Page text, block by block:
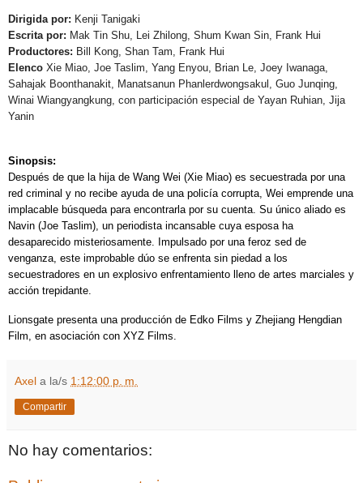
Dirigida por: Kenji Tanigaki
Escrita por: Mak Tin Shu, Lei Zhilong, Shum Kwan Sin, Frank Hui
Productores: Bill Kong, Shan Tam, Frank Hui
Elenco Xie Miao, Joe Taslim, Yang Enyou, Brian Le, Joey Iwanaga,
Sahajak Boonthanakit, Manatsanun Phanlerdwongsakul, Guo Junqing,
Winai Wiangyangkung, con participación especial de Yayan Ruhian, Jija
Yanin
Sinopsis:
Después de que la hija de Wang Wei (Xie Miao) es secuestrada por una
red criminal y no recibe ayuda de una policía corrupta, Wei emprende una
implacable búsqueda para encontrarla por su cuenta. Su único aliado es
Navin (Joe Taslim), un periodista incansable cuya esposa ha
desaparecido misteriosamente. Impulsado por una feroz sed de
venganza, este improbable dúo se enfrenta sin piedad a los
secuestradores en un explosivo enfrentamiento lleno de artes marciales y
acción trepidante.
Lionsgate presenta una producción de Edko Films y Zhejiang Hengdian
Film, en asociación con XYZ Films.
Axel a la/s 1:12:00 p. m.
Compartir
No hay comentarios: